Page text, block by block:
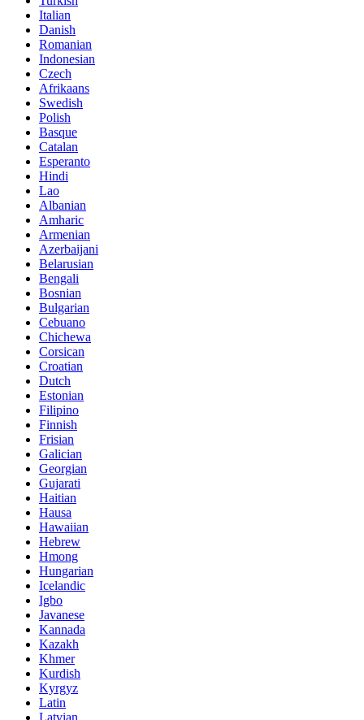
Italian
Danish
Romanian
Indonesian
Czech
Afrikaans
Swedish
Polish
Basque
Catalan
Esperanto
Hindi
Lao
Albanian
Amharic
Armenian
Azerbaijani
Belarusian
Bengali
Bosnian
Bulgarian
Cebuano
Chichewa
Corsican
Croatian
Dutch
Estonian
Filipino
Finnish
Frisian
Galician
Georgian
Gujarati
Haitian
Hausa
Hawaiian
Hebrew
Hmong
Hungarian
Icelandic
Igbo
Javanese
Kannada
Kazakh
Khmer
Kurdish
Kyrgyz
Latin